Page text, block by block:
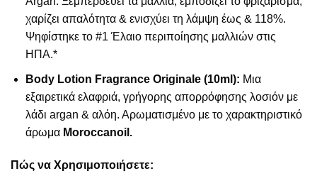
χαρίζει απαλότητα & ενισχύει τη λάμψη έως & 118%.
Ψηφίστηκε το #1 Έλαιο περιποίησης μαλλιών στις
ΗΠΑ.*
Body Lotion Fragrance Originale (10ml): Μια
εξαιρετικά ελαφριά, γρήγορης απορρόφησης λοσιόν με
λάδι argan & αλόη. Αρωματισμένο με το χαρακτηριστικό
άρωμα Moroccanoil.
Πώς να Χρησιμοποιήσετε: